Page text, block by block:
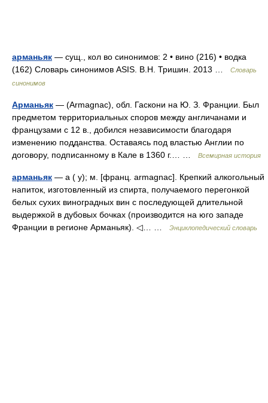
арманьяк — сущ., кол во синонимов: 2 • вино (216) • водка
(162) Словарь синонимов ASIS. В.Н. Тришин. 2013 …
Словарь
синонимов
Арманьяк — (Armagnac), обл. Гаскони на Ю. З. Франции. Был
предметом территориальных споров между англичанами и
французами с 12 в., добился независимости благодаря
изменению подданства. Оставаясь под властью Англии по
договору, подписанному в Кале в 1360 г.… …
Всемирная история
арманьяк — а ( у); м. [франц. armagnac]. Крепкий алкогольный
напиток, изготовленный из спирта, получаемого перегонкой
белых сухих виноградных вин с последующей длительной
выдержкой в дубовых бочках (производится на юго западе
Франции в регионе Арманьяк). ◁… …
Энциклопедический словарь